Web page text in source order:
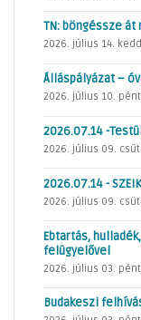
TN: böngéssze
2026. július 14. kedd
Álláspályázat –
2026. július 10.
2026.07.14 -
2026. július 09.
2026.07.14 -
2026. július 09.
Ebtartás,
felügyelővel
2026. július 03.
Budakeszi